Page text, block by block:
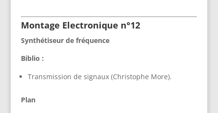
Montage Electronique n°12
Synthétiseur de fréquence
Biblio :
Transmission de signaux (Christophe More).
Plan